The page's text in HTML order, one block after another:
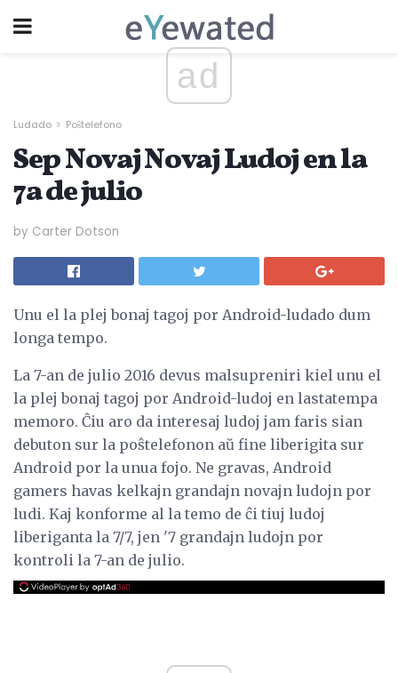
ad
Ludado Poŝtelefono
Sep Novaj Novaj Ludoj en la
7a de julio
by Carter Dotson
Unu el la plej bonaj tagoj por Android-ludado dum
longa tempo.
La 7-an de julio 2016 devus malsupreniri kiel unu el
la plej bonaj tagoj por Android-ludoj en lastatempa
memoro. Ĉiu aro da interesaj ludoj jam faris sian
debuton sur la poŝtelefonon aŭ fine liberigita sur
Android por la unua fojo. Ne gravas, Android
gamers havas kelkajn grandajn novajn ludojn por
ludi. Kaj konforme al la temo de ĉi tiuj ludoj
liberiganta la 7/7, jen '7 grandajn ludojn por
kontroli la 7-an de julio.